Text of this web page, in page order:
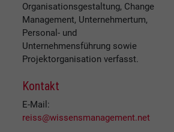
Organisationsgestaltung, Change
Management, Unternehmertum,
Personal- und
Unternehmensführung sowie
Projektorganisation verfasst.
Kontakt
E-Mail:
reiss@wissensmanagement.net